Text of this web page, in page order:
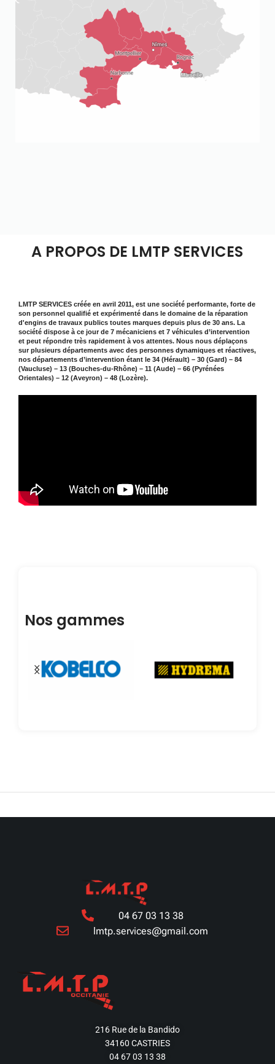
A PROPOS DE LMTP SERVICES
LMTP SERVICES créée en avril 2011, est une société performante, forte de
son personnel qualifié et expérimenté dans le domaine de la réparation
d'engins de travaux publics toutes marques depuis plus de 30 ans. La
société dispose à ce jour de 7 mécaniciens et 7 véhicules d’intervention
et peut répondre très rapidement à vos attentes. Nous nous déplaçons
sur plusieurs départements avec des personnes dynamiques et réactives,
nos départements d’intervention étant le 34 (Hérault) – 30 (Gard) – 84
(Vaucluse) – 13 (Bouches-du-Rhône) – 11 (Aude) – 66 (Pyrénées
Orientales) – 12 (Aveyron) – 48 (Lozère).
Nos gammes
04 67 03 13 38
lmtp.services@gmail.com
216 Rue de la Bandido
34160 CASTRIES
04 67 03 13 38